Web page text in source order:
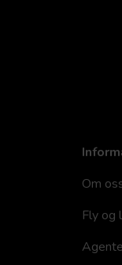
Om
Fly og